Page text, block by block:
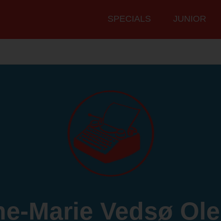
Hauptmenü
SPECIALS JUNIOR
Marie Vedsø